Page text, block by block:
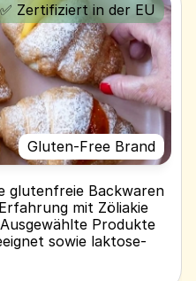
Gluten-Free Brand
✅ Zertifiziert in der EU
glutenfreie Backwaren
mit Zöliakie
Produkte
sowie laktose-